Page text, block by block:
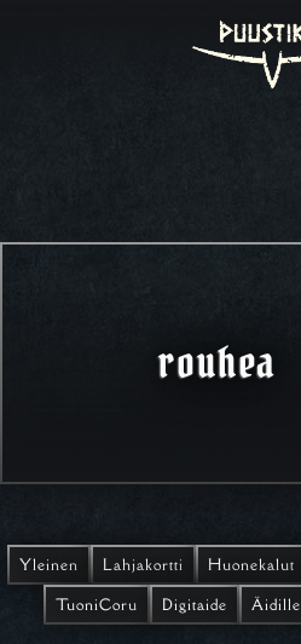
rouhea
Yleinen Lahjakortti Huonekalut
TuoniCoru
Digitaide Äidille